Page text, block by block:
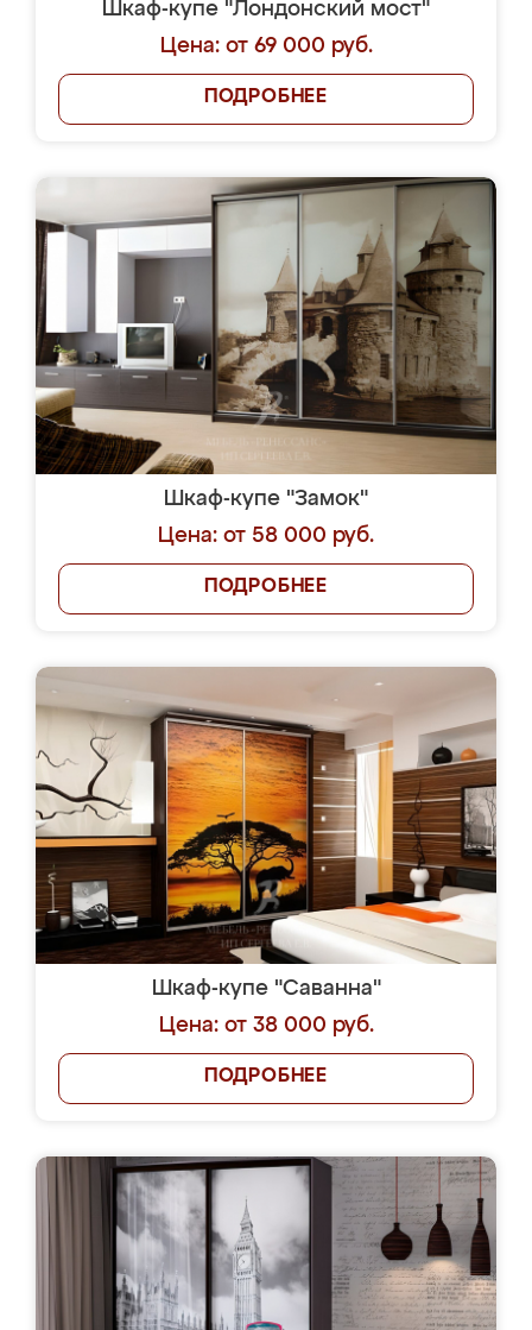
Шкаф-купе "Лондонский мост"
Цена: от 69 000 руб.
ПОДРОБНЕЕ
Шкаф-купе "Замок"
Цена: от 58 000 руб.
ПОДРОБНЕЕ
Шкаф-купе "Саванна"
Цена: от 38 000 руб.
ПОДРОБНЕЕ